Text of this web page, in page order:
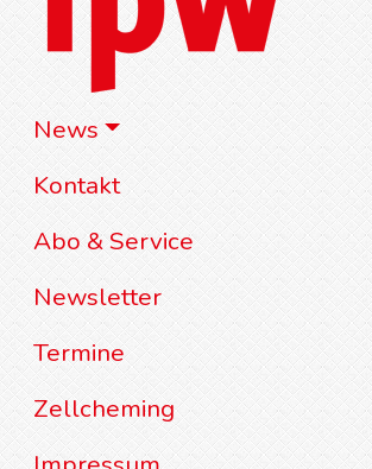
News
Kontakt
Abo & Service
Newsletter
Termine
Zellcheming